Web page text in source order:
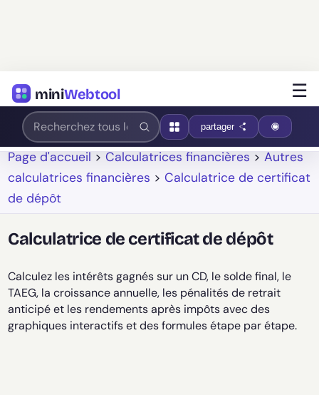
miniWebtool ☰
partager
Page d'accueil >Calculatrices financières >Autres
calculatrices financières >Calculatrice de certificat
de dépôt
Calculatrice de certificat de dépôt
Calculez les intérêts gagnés sur un CD, le solde final, le
TAEG, la croissance annuelle, les pénalités de retrait
anticipé et les rendements après impôts avec des
graphiques interactifs et des formules étape par étape.